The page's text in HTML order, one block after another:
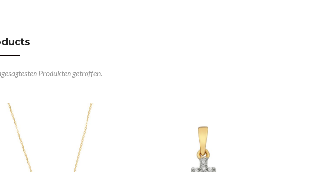
Produkten getroffen.